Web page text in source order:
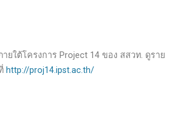
ยใต้โครงการ Project 14 ของ สสวท. ดูราย
http://proj14.ipst.ac.th/